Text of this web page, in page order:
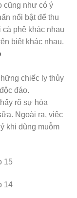
cũng như có ý
nổi bật để thu
cà phê khác nhau
biệt khác nhau.
chiếc ly thủy
đáo.
rõ sự hòa
Ngoài ra, việc
khi dùng muỗm